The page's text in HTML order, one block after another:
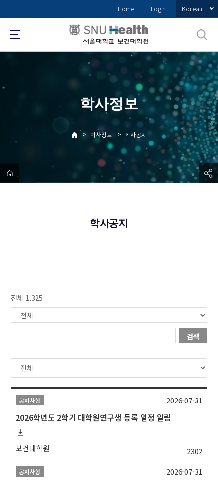
로
메
Home Login Korean
학사정보
> 학사정보 > 학사공지
학사공지
전체 1,325
검색
공지사항
2026학년도 2학기 대학원연구생 등록 일정 알림
보건대학원 2302
2026-07-31
공지사항 2026-07-31